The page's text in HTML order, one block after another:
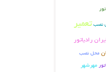
نصبتعمیر
رادیاتور
محل نصب
مهرشهر